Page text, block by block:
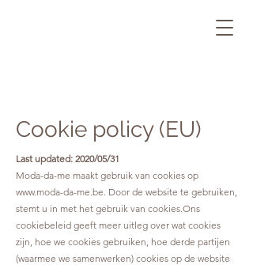
Cookie policy (EU)
Last updated: 2020/05/31
Moda-da-me maakt gebruik van cookies op
www.moda-da-me.be. Door de website te gebruiken,
stemt u in met het gebruik van cookies.Ons
cookiebeleid geeft meer uitleg over wat cookies
zijn, hoe we cookies gebruiken, hoe derde partijen
(waarmee we samenwerken) cookies op de website